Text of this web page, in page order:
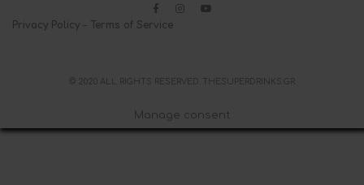
Privacy Policy – Terms of Service
© 2020 ALL RIGHTS RESERVED. THESUPERDRINKS.GR
Manage consent